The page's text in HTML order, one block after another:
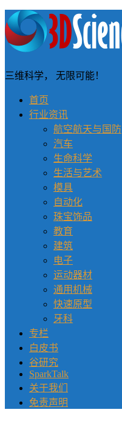
三维科学， 无限可能！
首页
行业资讯
航空航天与国防
汽车
生命科学
生活与艺术
模具
自动化
珠宝饰品
教育
建筑
电子
运动器材
通用机械
快速原型
牙科
专栏
白皮书
谷研究
SparkTalk
关于我们
免责声明